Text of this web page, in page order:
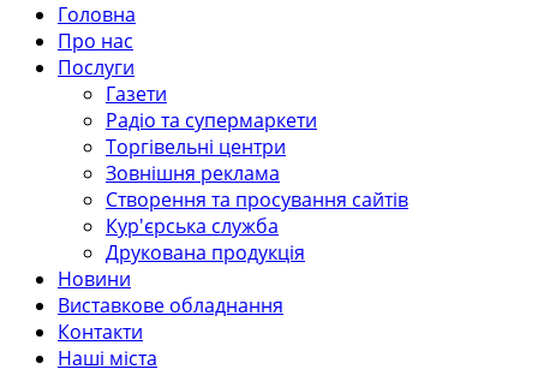
Головна
Про нас
Послуги
Газети
Радіо та супермаркети
Торгівельні центри
Зовнішня реклама
Створення та просування сайтів
Кур'єрська служба
Друкована продукція
Новини
Виставкове обладнання
Контакти
Наші міста